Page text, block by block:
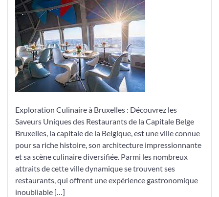
Délices
Culinaires
des
Restaurants
à
Bruxelles
Exploration Culinaire à Bruxelles : Découvrez les
Saveurs Uniques des Restaurants de la Capitale Belge
Bruxelles, la capitale de la Belgique, est une ville connue
pour sa riche histoire, son architecture impressionnante
et sa scène culinaire diversifiée. Parmi les nombreux
attraits de cette ville dynamique se trouvent ses
restaurants, qui offrent une expérience gastronomique
inoubliable […]